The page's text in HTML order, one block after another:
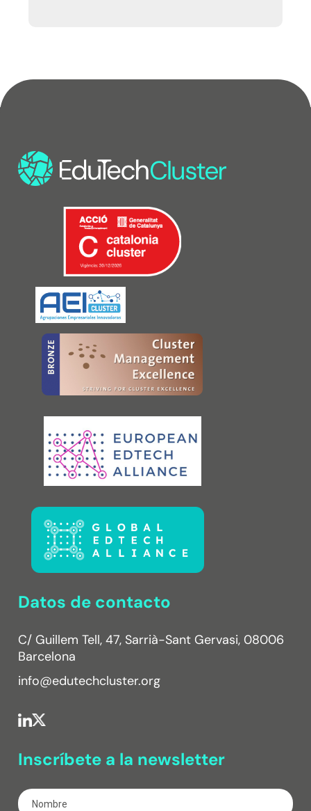
Datos de contacto
C/ Guillem Tell, 47, Sarrià-Sant Gervasi, 08006
Barcelona
info@edutechcluster.org
Inscríbete a la newsletter